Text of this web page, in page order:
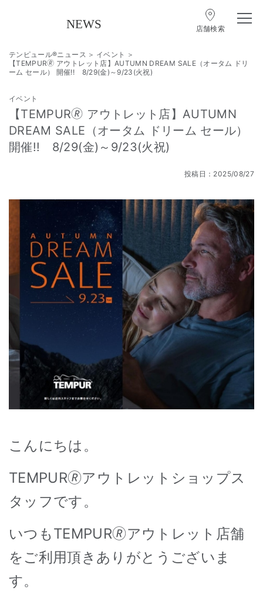
店舗検索
テンピュール®ニュース
イベント
【TEMPUR🄬 アウトレット店】AUTUMN DREAM SALE（オータム ドリ
ーム セール） 開催!! 8/29(金)～9/23(火祝)
イベント
【TEMPUR🄬 アウトレット店】AUTUMN
DREAM SALE（オータム ドリーム セール）
開催!! 8/29(金)～9/23(火祝)
投稿日：2025/08/27
こんにちは。
TEMPUR🄬アウトレットショップス
タッフです。
いつもTEMPUR🄬アウトレット店舗
をご利用頂きありがとうございま
す。